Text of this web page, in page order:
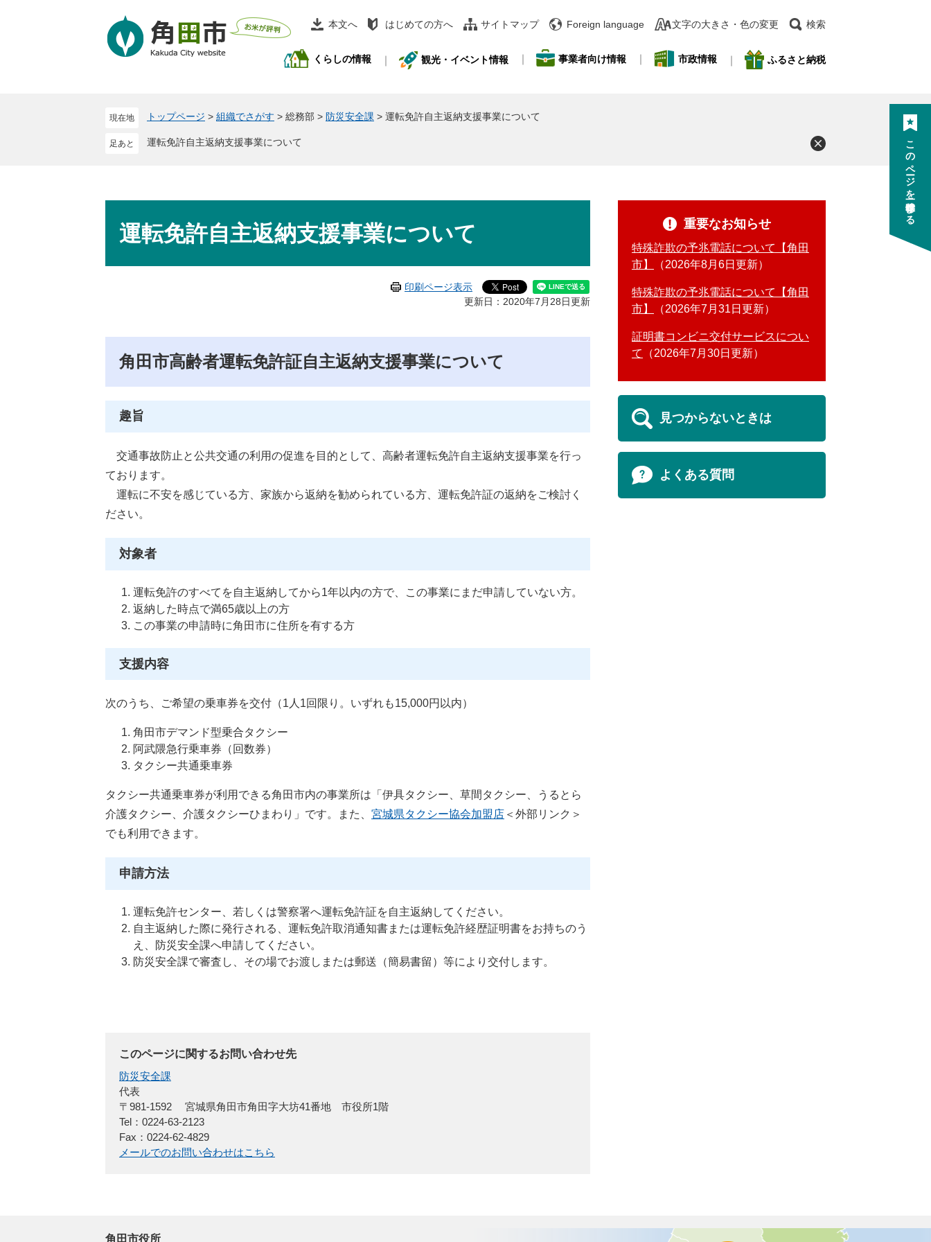
本文へ はじめての方へ サイトマップ Foreign language 文字の大きさ・色の変更 検索
くらしの情報 観光・イベント情報 事業者向け情報 市政情報 ふるさと納税
現在地 トップページ > 組織でさがす > 総務部 > 防災安全課 > 運転免許自主返納支援事業について
運転免許自主返納支援事業について
運転免許自主返納支援事業について
印刷ページ表示
更新日：2020年7月28日更新
角田市高齢者運転免許証自主返納支援事業について
趣旨
交通事故防止と公共交通の利用の促進を目的として、高齢者運転免許自主返納支援事業を行っ
ております。
運転に不安を感じている方、家族から返納を勧められている方、運転免許証の返納をご検討く
ださい。
対象者
運転免許のすべてを自主返納してから1年以内の方で、この事業にまだ申請していない方。
返納した時点で満65歳以上の方
この事業の申請時に角田市に住所を有する方
支援内容
次のうち、ご希望の乗車券を交付（1人1回限り。いずれも15,000円以内）
角田市デマンド型乗合タクシー
阿武隈急行乗車券（回数券）
タクシー共通乗車券
タクシー共通乗車券が利用できる角田市内の事業所は「伊具タクシー、草間タクシー、うるとら
介護タクシー、介護タクシーひまわり」です。また、 宮城県タクシー協会加盟店 ＜外部リンク＞
でも利用できます。
申請方法
運転免許センター、若しくは警察署へ運転免許証を自主返納してください。
自主返納した際に発行される、運転免許取消通知書または運転免許経歴証明書をお持ちのう
え、防災安全課へ申請してください。
防災安全課で審査し、その場でお渡しまたは郵送（簡易書留）等により交付します。
このページに関するお問い合わせ先
防災安全課
代表
〒981-1592
宮城県角田市角田字大坊41番地 市役所1階
Tel：0224-63-2123
Fax：0224-62-4829
メールでのお問い合わせはこちら
重要なお知らせ
特殊詐欺の予兆電話について【角田
市】
2026年8月6日更新
特殊詐欺の予兆電話について【角田
市】
2026年7月31日更新
証明書コンビニ交付サービスについ
て
2026年7月30日更新
見つからないときは
よくある質問
角田市役所
このページを一時保存する